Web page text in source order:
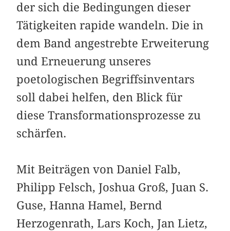
der sich die Bedingungen dieser
Tätigkeiten rapide wandeln. Die in
dem Band angestrebte Erweiterung
und Erneuerung unseres
poetologischen Begriffsinventars
soll dabei helfen, den Blick für
diese Transformationsprozesse zu
schärfen.
Mit Beiträgen von Daniel Falb,
Philipp Felsch, Joshua Groß, Juan S.
Guse, Hanna Hamel, Bernd
Herzogenrath, Lars Koch, Jan Lietz,